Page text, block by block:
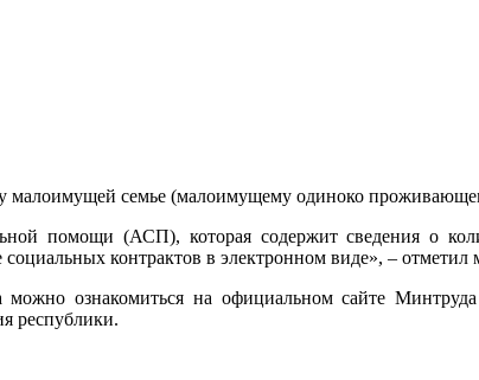
малоимущей семье (малоимущему одиноко
помощи (АСП), которая содержит сведения о
контрактов в электронном виде», – отметил
можно ознакомиться на официальном сайте
республики.